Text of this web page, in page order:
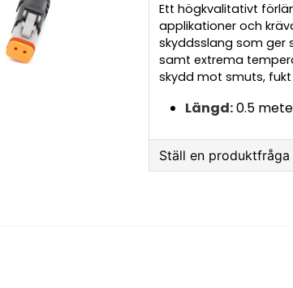
Ett högkvalitativt
applikationer och
skyddsslang som ger
samt extrema
skydd mot smuts,
Längd:0.5
Ställ en produktfråga